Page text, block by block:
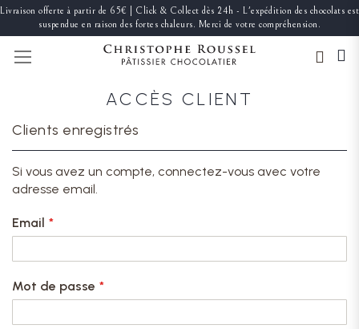
Livraison offerte à partir de 65€ | Click & Collect dès 24h - L'expédition des chocolats est
suspendue en raison des fortes chaleurs. Merci de votre compréhension.
ACCÈS CLIENT
Clients enregistrés
Si vous avez un compte, connectez-vous avec votre
adresse email.
Email
Mot de passe